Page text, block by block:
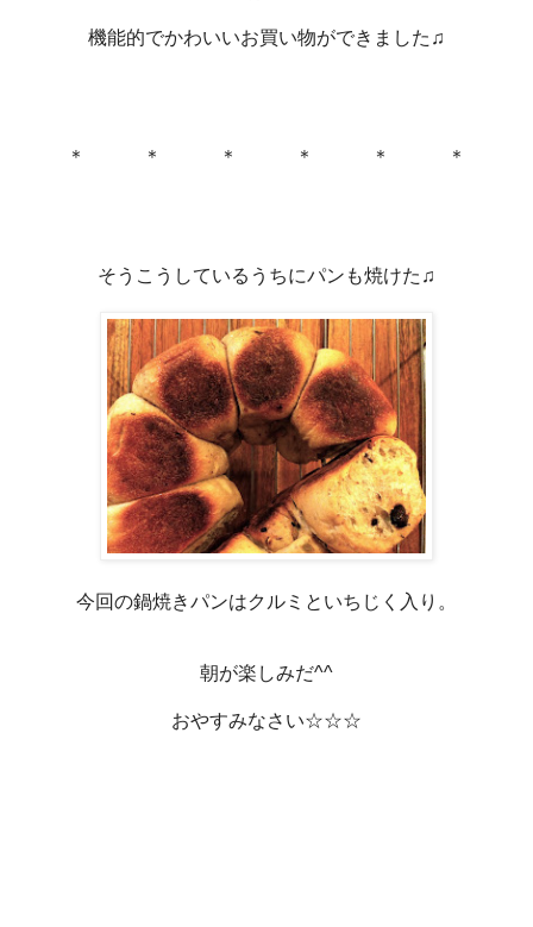
機能的でかわいいお買い物ができました♫
＊ ＊ ＊ ＊ ＊ ＊
そうこうしているうちにパンも焼けた♫
今回の鍋焼きパンはクルミといちじく入り。
朝が楽しみだ^^
おやすみなさい☆☆☆